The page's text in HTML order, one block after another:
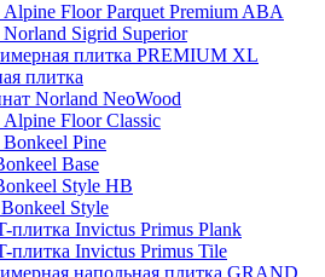
Floor Parquet Premium ABA
Sigrid Superior
плитка PREMIUM XL
плитка
Norland NeoWood
Floor Classic
Pine
Base
Style HB
Style
плитка Invictus Primus Plank
плитка Invictus Primus Tile